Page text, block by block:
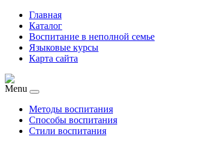
Главная
Каталог
Воспитание в неполной семье
Языковые курсы
Карта сайта
Menu
Методы воспитания
Способы воспитания
Стили воспитания